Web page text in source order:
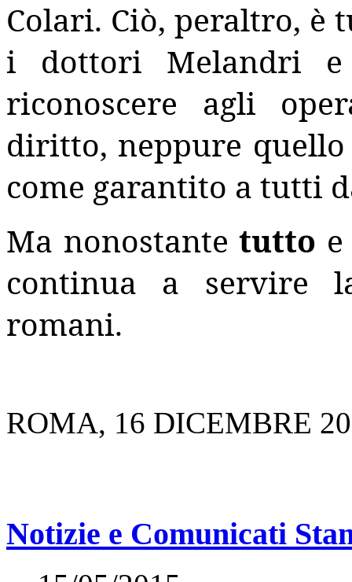
Colari. Ciò, peraltro, è
i dottori Melandri e
riconoscere agli
diritto, neppure
come garantito a tutti
Ma nonostante tutto
continua a servire
romani.
ROMA, 16 DICEMBRE
Notizie e Comunicati